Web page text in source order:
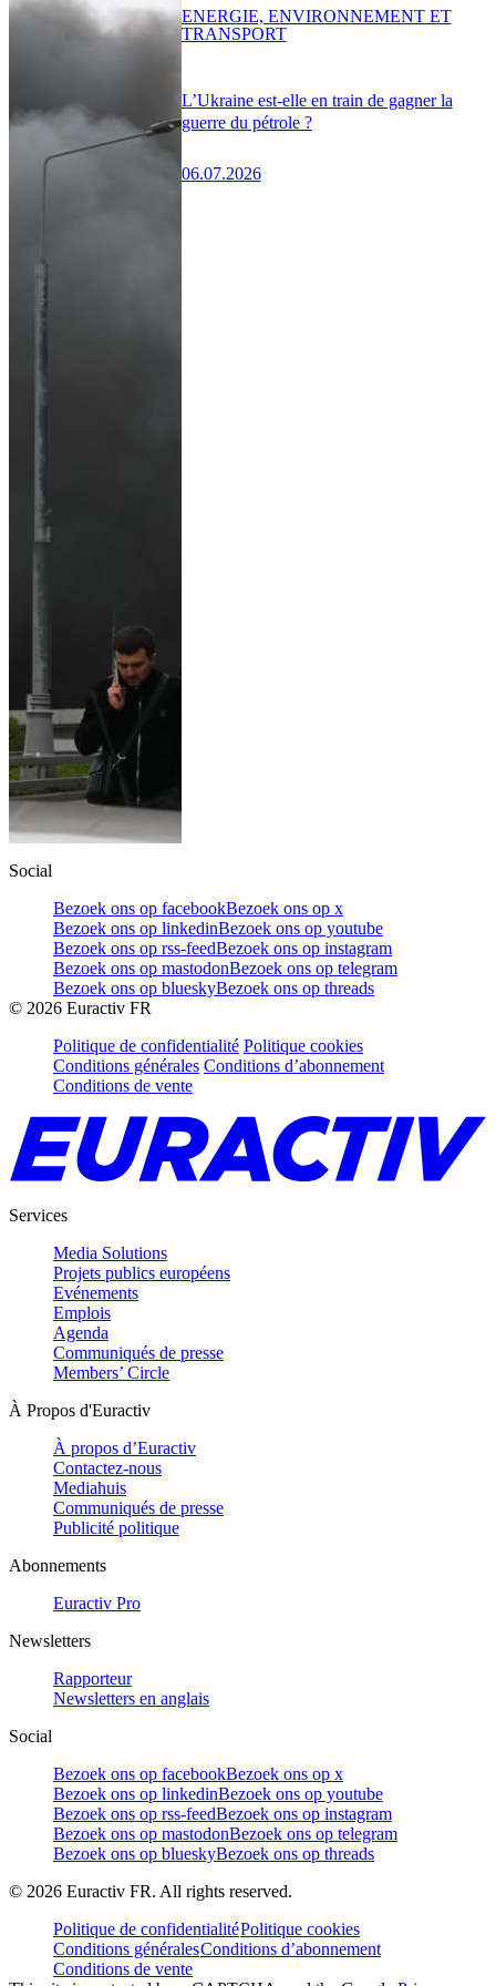
L’Ukraine est-elle en train de gagner la
guerre du pétrole ?
06.07.2026
ENERGIE, ENVIRONNEMENT ET
TRANSPORT
Social
Bezoek ons op facebookBezoek ons op x
Bezoek ons op linkedinBezoek ons op youtube
Bezoek ons op rss-feedBezoek ons op instagram
Bezoek ons op mastodonBezoek ons op telegram
Bezoek ons op blueskyBezoek ons op threads
© 2026 Euractiv FR
Politique de confidentialité Politique cookies
Conditions générales Conditions d’abonnement
Conditions de vente
Services
Media Solutions
Projets publics européens
Evénements
Emplois
Agenda
Communiqués de presse
Members’ Circle
À Propos d'Euractiv
À propos d’Euractiv
Contactez-nous
Mediahuis
Communiqués de presse
Publicité politique
Abonnements
Euractiv Pro
Newsletters
Rapporteur
Newsletters en anglais
Social
Bezoek ons op facebookBezoek ons op x
Bezoek ons op linkedinBezoek ons op youtube
Bezoek ons op rss-feedBezoek ons op instagram
Bezoek ons op mastodonBezoek ons op telegram
Bezoek ons op blueskyBezoek ons op threads
© 2026 Euractiv FR. All rights reserved.
Politique de confidentialitéPolitique cookies
Conditions généralesConditions d’abonnement
Conditions de vente